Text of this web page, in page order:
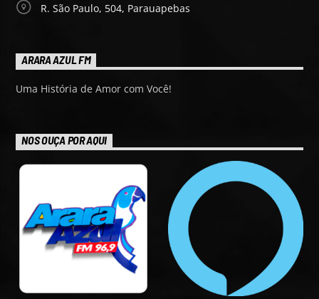
R. São Paulo, 504, Parauapebas
ARARA AZUL FM
Uma História de Amor com Você!
NOS OUÇA POR AQUI